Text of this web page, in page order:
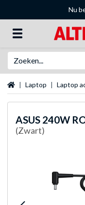
Nu
Startpagina
Laptop Laptop
ASUS 240W
(Zwart)